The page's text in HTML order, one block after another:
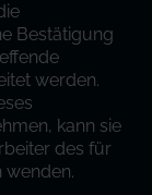
Bestätigung
werden.
kann sie
des für
wenden.